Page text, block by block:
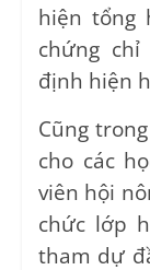
hiện tổng
chứng
định hiện
Cũng
cho các
viên hội
chức lớp
tham dự